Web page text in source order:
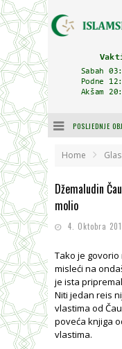
POSLJEDNJE
Home
Džemaludin
molio
4. Oktobra
Tako je govorio
misleći na
je ista
Niti jedan reis
vlastima od
poveća knjiga
vlastima.